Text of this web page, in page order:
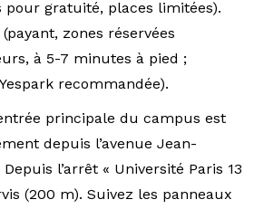
gratuité, places limitées).
(payant, zones réservées
à 5-7 minutes à pied ;
recommandée).
principale du campus est
depuis l’avenue Jean-
l’arrêt « Université Paris 13
(200 m). Suivez les panneaux